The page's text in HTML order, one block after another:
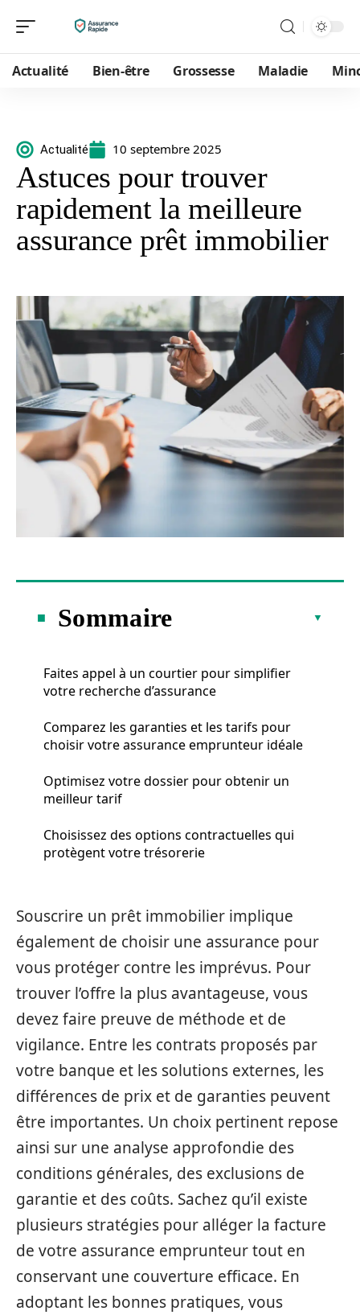
Actualité Bien-être Grossesse Maladie
Actualité 10 septembre 2025
Astuces pour trouver
rapidement la meilleure
assurance prêt immobilier
Sommaire
Faites appel à un courtier pour simplifier
votre recherche d’assurance
Comparez les garanties et les tarifs pour
choisir votre assurance emprunteur idéale
Optimisez votre dossier pour obtenir un
meilleur tarif
Choisissez des options contractuelles qui
protègent votre trésorerie
Souscrire un prêt immobilier implique
également de choisir une assurance pour
vous protéger contre les imprévus. Pour
trouver l’offre la plus avantageuse, vous
devez faire preuve de méthode et de
vigilance. Entre les contrats proposés par
votre banque et les solutions externes, les
différences de prix et de garanties peuvent
être importantes. Un choix pertinent repose
ainsi sur une analyse approfondie des
conditions générales, des exclusions de
garantie et des coûts. Sachez qu’il existe
plusieurs stratégies pour alléger la facture
de votre assurance emprunteur tout en
conservant une couverture efficace. En
adoptant les bonnes pratiques, vous